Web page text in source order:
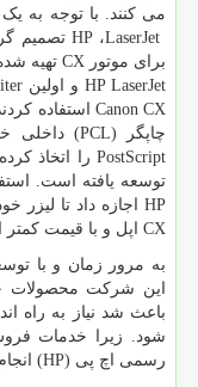
می کنند. با توجه به
LaserJet،HP تصمیم
برای موتور CX تهیه
HP LaserJet و اولین
Canon CX استفاده
چاپگر (PCL) داخلی
PostScriptرا اتخاذ
توسعه یافته است.
HP اجازه داد تا لیزر
CX اپل و با قیمت کمتر از 1000 دلار به بازار عرضه
به مرور زمان و با
این شرکت محصولات
باعث شد نیاز به راه
شود. زیرا خدمات
رسمی اچ پی (HP
)